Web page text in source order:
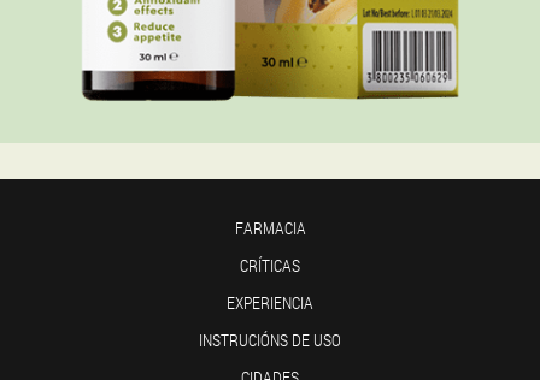
FARMACIA
CRÍTICAS
EXPERIENCIA
INSTRUCIÓNS DE USO